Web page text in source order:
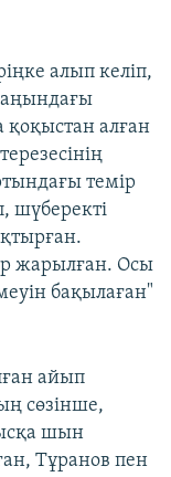
алып келіп,
алған
темір
шүберекті
жарылған. Осы
бақылаған"
айып
сөзінше,
шын
Тұранов пен